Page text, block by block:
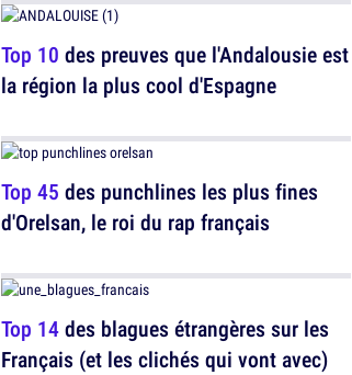
Top 10 des preuves que l'Andalousie est
la région la plus cool d'Espagne
Top 45 des punchlines les plus fines
d'Orelsan, le roi du rap français
Top 14des blagues étrangères sur les
Français (et les clichés qui vont avec)